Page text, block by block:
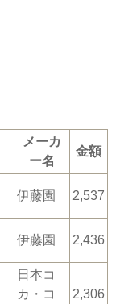
メーカ
ー名
金額
伊藤園 2,537
伊藤園 2,436
日本コ
カ・コ
2,306